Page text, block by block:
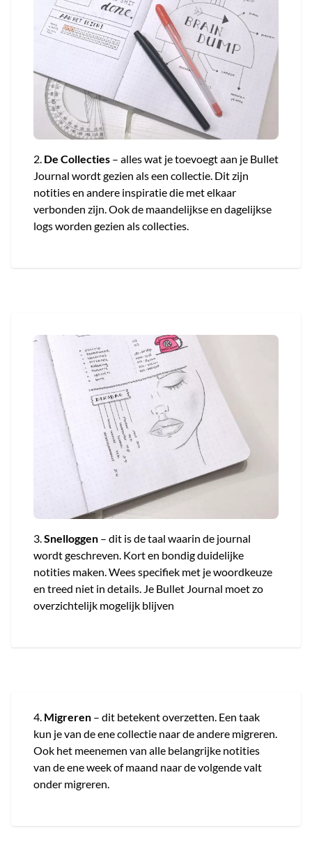
2. De Collecties – alles wat je toevoegt aan je Bullet
Journal wordt gezien als een collectie. Dit zijn
notities en andere inspiratie die met elkaar
verbonden zijn. Ook de maandelijkse en dagelijkse
logs worden gezien als collecties.
3.Snelloggen – dit is de taal waarin de journal
wordt geschreven. Kort en bondig duidelijke
notities maken. Wees specifiek met je woordkeuze
en treed niet in details. Je Bullet Journal moet zo
overzichtelijk mogelijk blijven
4. Migreren – dit betekent overzetten. Een taak
kun je van de ene collectie naar de andere migreren.
Ook het meenemen van alle belangrijke notities
van de ene week of maand naar de volgende valt
onder migreren.